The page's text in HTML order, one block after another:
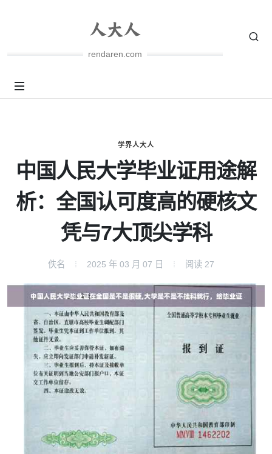
rendaren.com
学界人大人
中国人民大学毕业证用途解
析：全国认可度高的硬核文
凭与7大顶尖学科
佚名 2025 年 03 月 07 日 阅读 27